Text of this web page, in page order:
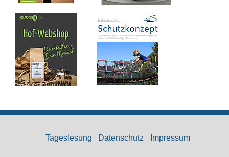
Tageslesung Datenschutz Impressum